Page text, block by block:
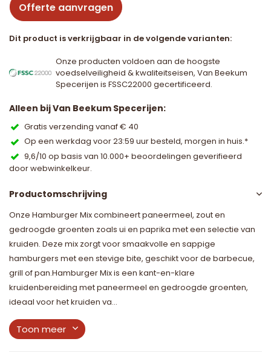
Offerte aanvragen
Dit product is verkrijgbaar in de volgende varianten:
Onze producten voldoen aan de hoogste
voedselveiligheid & kwaliteitseisen, Van Beekum
Specerijen is FSSC22000 gecertificeerd.
Alleen bij Van Beekum Specerijen:
Gratis verzending vanaf € 40
Op een werkdag voor 23:59 uur besteld, morgen in huis.*
9,6/10 op basis van 10.000+ beoordelingen geverifieerd
door webwinkelkeur.
Productomschrijving
Onze Hamburger Mix combineert paneermeel, zout en
gedroogde groenten zoals ui en paprika met een selectie van
kruiden. Deze mix zorgt voor smaakvolle en sappige
hamburgers met een stevige bite, geschikt voor de barbecue,
grill of pan.Hamburger Mix is een kant-en-klare
kruidenbereiding met paneermeel en gedroogde groenten,
ideaal voor het kruiden va...
Toon meer